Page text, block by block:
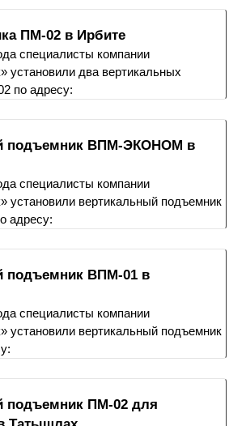
ПМ-02 в Ирбите
специалисты компании
установили два вертикальных
по адресу:
подъемник ВПМ-ЭКОНОМ в
специалисты компании
установили вертикальный подъемник
подъемник ВПМ-01 в
специалисты компании
установили вертикальный подъемник
подъемник ПМ-02 для